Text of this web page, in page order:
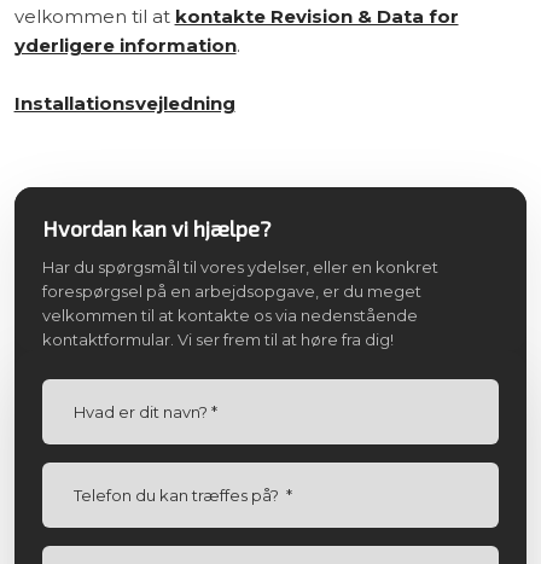
velkommen til at kontakte Revision & Data for
yderligere information.
Installationsvejledning
Hvordan kan vi hjælpe?
Har du spørgsmål til vores ydelser, eller en konkret
forespørgsel på en arbejdsopgave, er du meget
velkommen til at kontakte os via nedenstående
kontaktformular. Vi ser frem til at høre fra dig!